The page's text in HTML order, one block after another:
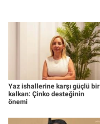
Yaz ishallerine karşı güçlü bir
kalkan: Çinko desteğinin
önemi